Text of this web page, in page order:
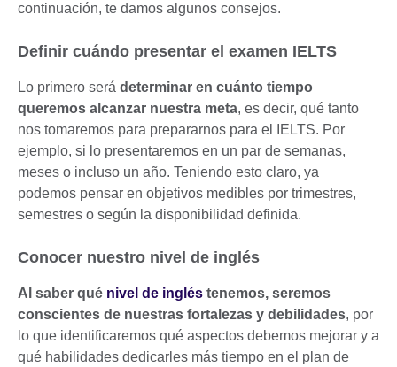
continuación, te damos algunos consejos.
Definir cuándo presentar el examen IELTS
Lo primero será determinar en cuánto tiempo
queremos alcanzar nuestra meta, es decir, qué tanto
nos tomaremos para prepararnos para el IELTS. Por
ejemplo, si lo presentaremos en un par de semanas,
meses o incluso un año. Teniendo esto claro, ya
podemos pensar en objetivos medibles por trimestres,
semestres o según la disponibilidad definida.
Conocer nuestro nivel de inglés
Al saber qué nivel de inglés tenemos, seremos
conscientes de nuestras fortalezas y debilidades, por
lo que identificaremos qué aspectos debemos mejorar y a
qué habilidades dedicarles más tiempo en el plan de